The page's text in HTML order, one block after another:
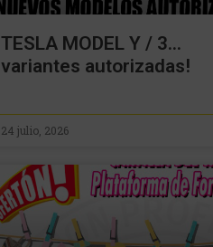
TESLA MODEL Y / 3…
variantes autorizadas!
24 julio, 2026